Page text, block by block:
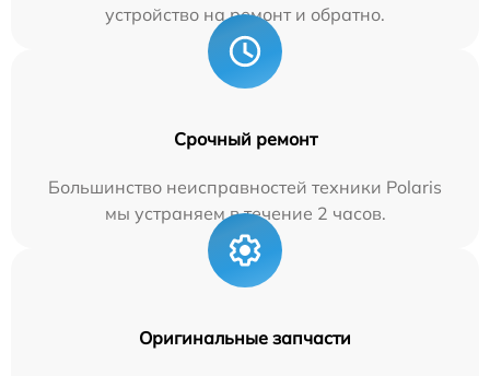
устройство на ремонт и обратно.
Срочный ремонт
Большинство неисправностей техники Polaris
мы устраняем в течение 2 часов.
Оригинальные запчасти